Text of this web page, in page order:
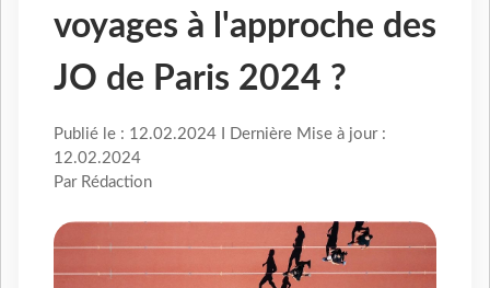
voyages à l'approche des
JO de Paris 2024 ?
Publié le : 12.02.2024 I Dernière Mise à jour :
12.02.2024
Par Rédaction